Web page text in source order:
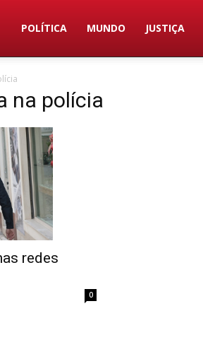
Duas
Linhas
POLÍTICA MUNDO JUSTIÇA
na polícia
redes
0